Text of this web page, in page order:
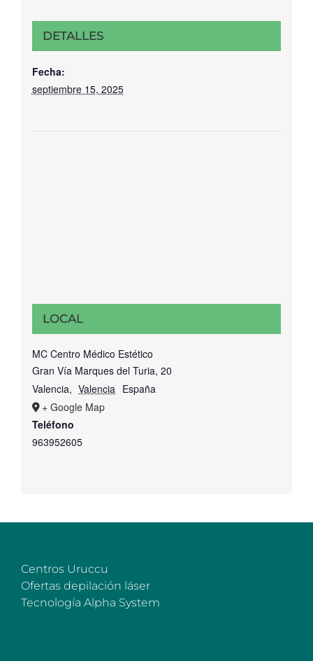
DETALLES
Fecha:
septiembre 15, 2025
LOCAL
MC Centro Médico Estético
Gran Vía Marques del Turia, 20
Valencia, Valencia España
+ Google Map
Teléfono
963952605
Centros Uruccu
Ofertas depilación láser
Tecnología Alpha System